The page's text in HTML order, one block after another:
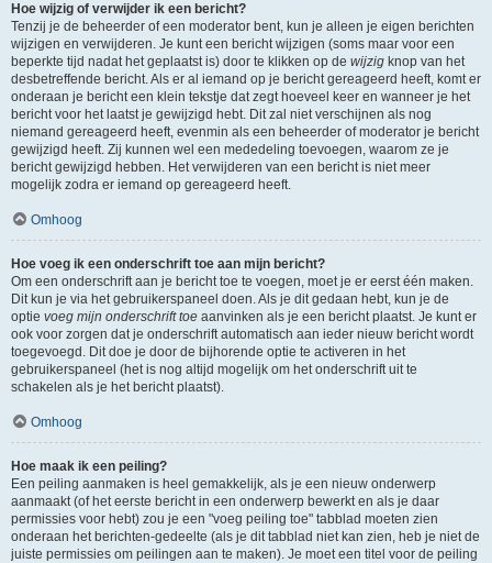
Hoe wijzig of verwijder ik een bericht?
Tenzij je de beheerder of een moderator bent, kun je alleen je eigen berichten
wijzigen en verwijderen. Je kunt een bericht wijzigen (soms maar voor een
beperkte tijd nadat het geplaatst is) door te klikken op de wijzig knop van het
desbetreffende bericht. Als er al iemand op je bericht gereageerd heeft, komt er
onderaan je bericht een klein tekstje dat zegt hoeveel keer en wanneer je het
bericht voor het laatst je gewijzigd hebt. Dit zal niet verschijnen als nog
niemand gereageerd heeft, evenmin als een beheerder of moderator je bericht
gewijzigd heeft. Zij kunnen wel een mededeling toevoegen, waarom ze je
bericht gewijzigd hebben. Het verwijderen van een bericht is niet meer
mogelijk zodra er iemand op gereageerd heeft.
Omhoog
Hoe voeg ik een onderschrift toe aan mijn bericht?
Om een onderschrift aan je bericht toe te voegen, moet je er eerst één maken.
Dit kun je via het gebruikerspaneel doen. Als je dit gedaan hebt, kun je de
optie voeg mijn onderschrift toe aanvinken als je een bericht plaatst. Je kunt er
ook voor zorgen dat je onderschrift automatisch aan ieder nieuw bericht wordt
toegevoegd. Dit doe je door de bijhorende optie te activeren in het
gebruikerspaneel (het is nog altijd mogelijk om het onderschrift uit te
schakelen als je het bericht plaatst).
Omhoog
Hoe maak ik een peiling?
Een peiling aanmaken is heel gemakkelijk, als je een nieuw onderwerp
aanmaakt (of het eerste bericht in een onderwerp bewerkt en als je daar
permissies voor hebt) zou je een "voeg peiling toe" tabblad moeten zien
onderaan het berichten-gedeelte (als je dit tabblad niet kan zien, heb je niet de
juiste permissies om peilingen aan te maken). Je moet een titel voor de peiling